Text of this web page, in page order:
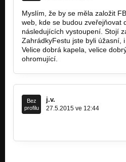
Myslím, že by se měla založit
web, kde se budou zveřejňovat
následujících vystoupení. Stojí
ZahrádkyFestu jste byli úžasní,
Velice dobrá kapela, velice
ohromující.
Bez
profilu
j.v.
27.5.2015 ve 12:44